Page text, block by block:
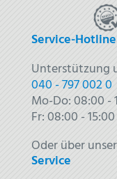
Service-Hotline
Unterstützung
040 - 797 002 0
Mo-Do: 08:00 -
Fr: 08:00 -
Oder über unser
Service